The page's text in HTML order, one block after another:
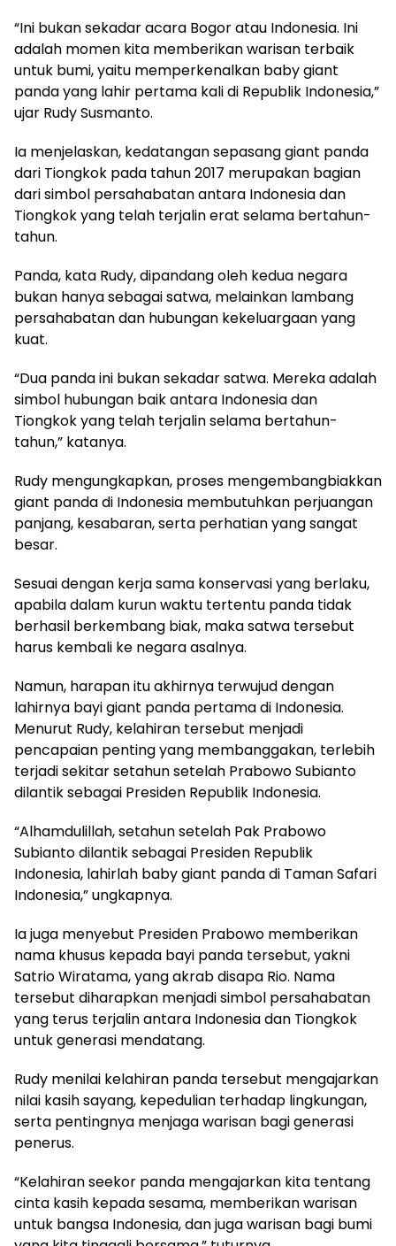
“Ini bukan sekadar acara Bogor atau Indonesia. Ini
adalah momen kita memberikan warisan terbaik
untuk bumi, yaitu memperkenalkan baby giant
panda yang lahir pertama kali di Republik Indonesia,”
ujar Rudy Susmanto.
Ia menjelaskan, kedatangan sepasang giant panda
dari Tiongkok pada tahun 2017 merupakan bagian
dari simbol persahabatan antara Indonesia dan
Tiongkok yang telah terjalin erat selama bertahun-
tahun.
Panda, kata Rudy, dipandang oleh kedua negara
bukan hanya sebagai satwa, melainkan lambang
persahabatan dan hubungan kekeluargaan yang
kuat.
“Dua panda ini bukan sekadar satwa. Mereka adalah
simbol hubungan baik antara Indonesia dan
Tiongkok yang telah terjalin selama bertahun-
tahun,” katanya.
Rudy mengungkapkan, proses mengembangbiakkan
giant panda di Indonesia membutuhkan perjuangan
panjang, kesabaran, serta perhatian yang sangat
besar.
Sesuai dengan kerja sama konservasi yang berlaku,
apabila dalam kurun waktu tertentu panda tidak
berhasil berkembang biak, maka satwa tersebut
harus kembali ke negara asalnya.
Namun, harapan itu akhirnya terwujud dengan
lahirnya bayi giant panda pertama di Indonesia.
Menurut Rudy, kelahiran tersebut menjadi
pencapaian penting yang membanggakan, terlebih
terjadi sekitar setahun setelah Prabowo Subianto
dilantik sebagai Presiden Republik Indonesia.
“Alhamdulillah, setahun setelah Pak Prabowo
Subianto dilantik sebagai Presiden Republik
Indonesia, lahirlah baby giant panda di Taman Safari
Indonesia,” ungkapnya.
Ia juga menyebut Presiden Prabowo memberikan
nama khusus kepada bayi panda tersebut, yakni
Satrio Wiratama, yang akrab disapa Rio. Nama
tersebut diharapkan menjadi simbol persahabatan
yang terus terjalin antara Indonesia dan Tiongkok
untuk generasi mendatang.
Rudy menilai kelahiran panda tersebut mengajarkan
nilai kasih sayang, kepedulian terhadap lingkungan,
serta pentingnya menjaga warisan bagi generasi
penerus.
“Kelahiran seekor panda mengajarkan kita tentang
cinta kasih kepada sesama, memberikan warisan
untuk bangsa Indonesia, dan juga warisan bagi bumi